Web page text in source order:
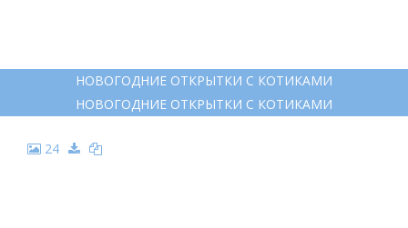
НОВОГОДНИЕ ОТКРЫТКИ С КОТИКАМИ
НОВОГОДНИЕ ОТКРЫТКИ С КОТИКАМИ
24